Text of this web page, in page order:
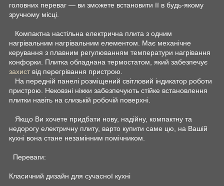
головних переваг — ви зможете встановити її в будь-якому
зручному місці.
Компактна настільна електрична плита з одним
нагрівальним нагрівальним елементом. Має механічне
керування з плавним регулюванням температури нагрівання
конфорки. Плитка обладнана термостатом, який забезпечує
захист від перегрівання пристрою.
На передній панелі розміщений світловий індикатор роботи
пристрою. Нековзні ніжки забезпечують стійке встановлення
плитки навіть на слизькій робочій поверхні.
Якщо Ви хочете придбати нову, надійну, компактну та
недорогу електричну плиту, варто купити саме цю, на Вашій
кухні вона стане незамінним помічником.
Переваги:
Класичний дизайн для сучасної кухні